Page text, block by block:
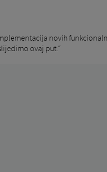
novih
ovaj put.“